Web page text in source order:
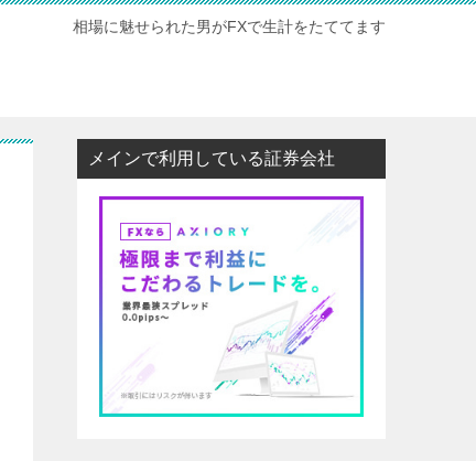
相場に魅せられた男がFXで生計をたててます
メインで利用している証券会社